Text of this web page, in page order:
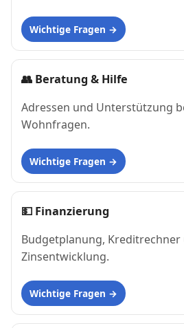
Wichtige Fragen
👥 Beratung & Hilfe
Adressen und Unterstützung
Wohnfragen.
Wichtige Fragen
💵 Finanzierung
Budgetplanung, Kreditrechner
Zinsentwicklung.
Wichtige Fragen